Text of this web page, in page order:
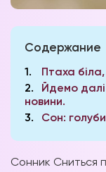
Содержание
1
Птаха
2
Йдемо далі
новини.
3
Сон:
Сонник Сниться